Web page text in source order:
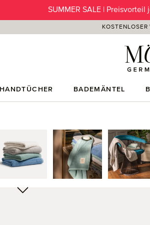
SUMMER SALE | Preisvorteil
HANDTÜCHER BADEMÄNTEL